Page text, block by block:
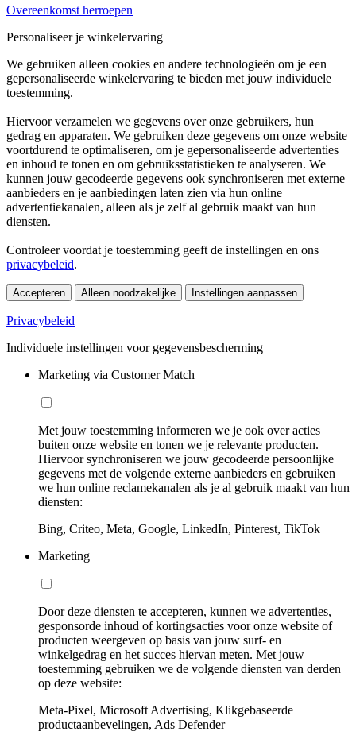
Overeenkomst herroepen
Personaliseer je winkelervaring
We gebruiken alleen cookies en andere technologieën om je een
gepersonaliseerde winkelervaring te bieden met jouw individuele
toestemming.
Hiervoor verzamelen we gegevens over onze gebruikers, hun
gedrag en apparaten. We gebruiken deze gegevens om onze website
voortdurend te optimaliseren, om je gepersonaliseerde advertenties
en inhoud te tonen en om gebruiksstatistieken te analyseren. We
kunnen jouw gecodeerde gegevens ook synchroniseren met externe
aanbieders en je aanbiedingen laten zien via hun online
advertentiekanalen, alleen als je zelf al gebruik maakt van hun
diensten.
Controleer voordat je toestemming geeft de instellingen en ons
privacybeleid.
Accepteren Alleen noodzakelijke Instellingen aanpassen
Privacybeleid
Individuele instellingen voor gegevensbescherming
Marketing via Customer Match
Met jouw toestemming informeren we je ook over acties
buiten onze website en tonen we je relevante producten.
Hiervoor synchroniseren we jouw gecodeerde persoonlijke
gegevens met de volgende externe aanbieders en gebruiken
we hun online reclamekanalen als je al gebruik maakt van hun
diensten:
Bing, Criteo, Meta, Google, LinkedIn, Pinterest, TikTok
Marketing
Door deze diensten te accepteren, kunnen we advertenties,
gesponsorde inhoud of kortingsacties voor onze website of
producten weergeven op basis van jouw surf- en
winkelgedrag en het succes hiervan meten. Met jouw
toestemming gebruiken we de volgende diensten van derden
op deze website:
Meta-Pixel, Microsoft Advertising, Klikgebaseerde
productaanbevelingen, Ads Defender